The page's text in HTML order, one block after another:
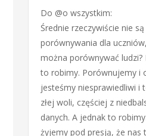
Do @o wszystkim:
Średnie rzeczywiście nie
porównywania dla
można porównywać ludzi?
to robimy. Porównujemy i
jesteśmy niesprawiedliwi i
złej woli, częściej z
danych. A jednak to
żyjemy pod presją, że nas